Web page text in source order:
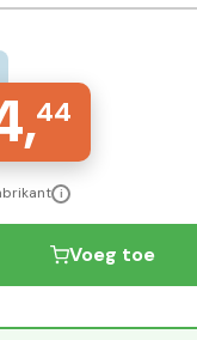
44
i
Voeg toe